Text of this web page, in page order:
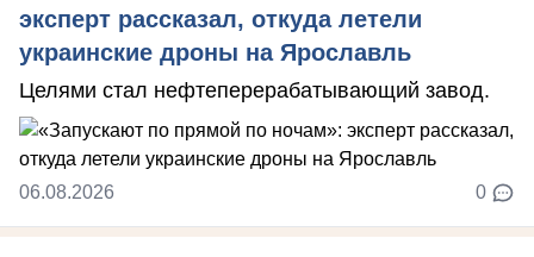
эксперт рассказал, откуда летели
украинские дроны на Ярославль
Целями стал нефтеперерабатывающий завод.
06.08.2026 0